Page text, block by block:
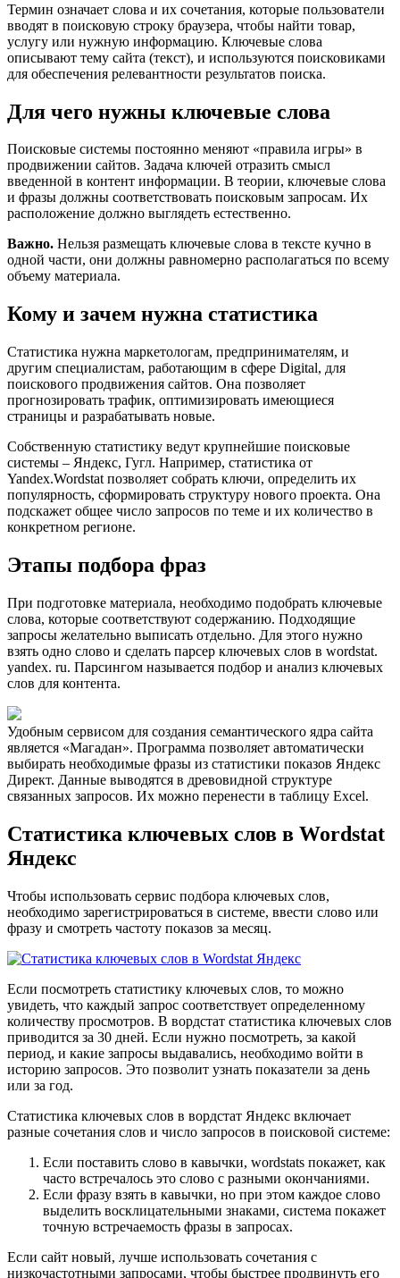
Термин означает слова и их сочетания, которые пользователи
вводят в поисковую строку браузера, чтобы найти товар,
услугу или нужную информацию. Ключевые слова
описывают тему сайта (текст), и используются поисковиками
для обеспечения релевантности результатов поиска.
Для чего нужны ключевые слова
Поисковые системы постоянно меняют «правила игры» в
продвижении сайтов. Задача ключей отразить смысл
введенной в контент информации. В теории, ключевые слова
и фразы должны соответствовать поисковым запросам. Их
расположение должно выглядеть естественно.
Важно. Нельзя размещать ключевые слова в тексте кучно в
одной части, они должны равномерно располагаться по всему
объему материала.
Кому и зачем нужна статистика
Статистика нужна маркетологам, предпринимателям, и
другим специалистам, работающим в сфере Digital, для
поискового продвижения сайтов. Она позволяет
прогнозировать трафик, оптимизировать имеющиеся
страницы и разрабатывать новые.
Собственную статистику ведут крупнейшие поисковые
системы – Яндекс, Гугл. Например, статистика от
Yandex.Wordstat позволяет собрать ключи, определить их
популярность, сформировать структуру нового проекта. Она
подскажет общее число запросов по теме и их количество в
конкретном регионе.
Этапы подбора фраз
При подготовке материала, необходимо подобрать ключевые
слова, которые соответствуют содержанию. Подходящие
запросы желательно выписать отдельно. Для этого нужно
взять одно слово и сделать парсер ключевых слов в wordstat.
yandex. ru. Парсингом называется подбор и анализ ключевых
слов для контента.
Удобным сервисом для создания семантического ядра сайта
является «Магадан». Программа позволяет автоматически
выбирать необходимые фразы из статистики показов Яндекс
Директ. Данные выводятся в древовидной структуре
связанных запросов. Их можно перенести в таблицу Excel.
Статистика ключевых слов в Wordstat
Яндекс
Чтобы использовать сервис подбора ключевых слов,
необходимо зарегистрироваться в системе, ввести слово или
фразу и смотреть частоту показов за месяц.
Если посмотреть статистику ключевых слов, то можно
увидеть, что каждый запрос соответствует определенному
количеству просмотров. В вордстат статистика ключевых слов
приводится за 30 дней. Если нужно посмотреть, за какой
период, и какие запросы выдавались, необходимо войти в
историю запросов. Это позволит узнать показатели за день
или за год.
Статистика ключевых слов в вордстат Яндекс включает
разные сочетания слов и число запросов в поисковой системе:
Если поставить слово в кавычки, wordstats покажет, как
часто встречалось это слово с разными окончаниями.
Если фразу взять в кавычки, но при этом каждое слово
выделить восклицательными знаками, система покажет
точную встречаемость фразы в запросах.
Если сайт новый, лучше использовать сочетания с
низкочастотными запросами, чтобы быстрее продвинуть его